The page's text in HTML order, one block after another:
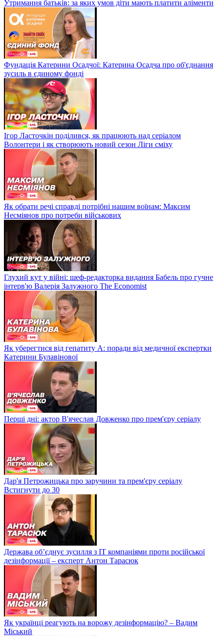
Утримання батьків: за яких умов діти мають платити аліменти
Фундація Катерини Осадчої: Катерина Осадча про об'єднання
зусиль в єдиному фонді
Ігор Ласточкін поділився, як працюють над серіалом
Волонтери і як створюють новий сезон Ліги сміху
Як обрати речі справді потрібні нашим воїнам: Максим
Несміянов про потреби військових
Глухий кут у війні: шеф-редакторка видання Бабель про гучне
інтерв'ю Валерія Залужного The Economist
Як уберегтися від гепатиту А: поради від медичної експертки
Катерини Булавінової
Перші дні: актор В'ячеслав Довженко про прем'єру серіалу
Дар'я Петрожицька про заручини та прем'єру серіалу
Встигнути до 30
Держава об’єднує зусилля з ІТ компаніями проти російської
дезінформації – експерт Антон Тарасюк
Як українці реагують на ворожу дезінформацію? – Вадим
Міський